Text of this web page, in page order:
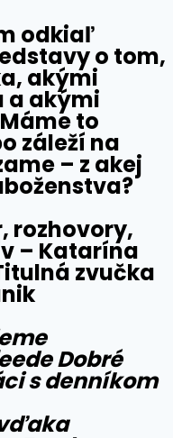
odkiaľ
o tom,
akými
a akými
to
záleží na
– z akej
rozhovory,
– Katarína
zvučka
Dobré
s denníkom